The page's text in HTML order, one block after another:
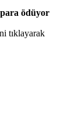
ödüyor
tıklayarak